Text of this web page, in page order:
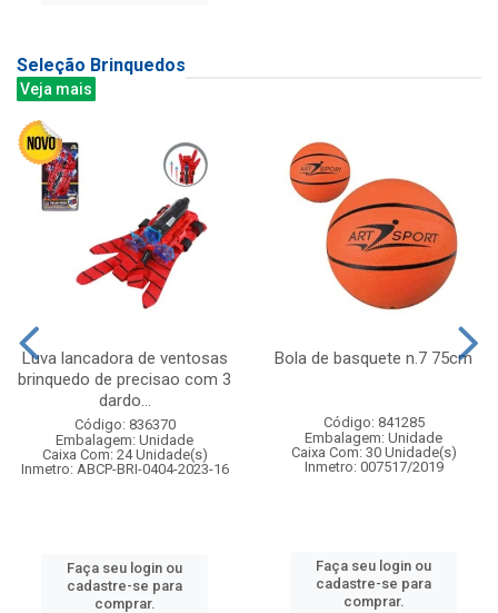
Seleção Brinquedos
Veja mais
Luva lancadora de ventosas
brinquedo de precisao com 3
dardo...
Código: 836370
Embalagem: Unidade
Caixa Com: 24 Unidade(s)
Inmetro: ABCP-BRI-0404-2023-16
Faça seu login ou
cadastre-se para
comprar.
Bola de basquete n.7 75cm
Código: 841285
Embalagem: Unidade
Caixa Com: 30 Unidade(s)
Inmetro: 007517/2019
Faça seu login ou
cadastre-se para
comprar.